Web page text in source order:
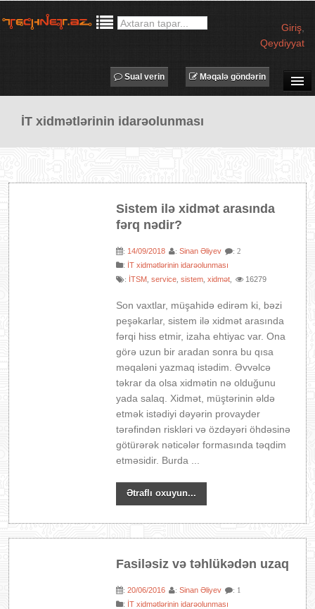
Giriş
Qeydiyyat
TECHNET TV
MƏQALƏLƏR
IT LÜĞƏT
XƏBƏRLƏR
Məqalə göndərin
Sual verin
İT xidmətlərinin idarəolunması
Sistem ilə xidmət arasında
fərq nədir?
: 14/09/2018 :Sinan Əliyev : 2
: İT xidmətlərinin idarəolunması
: İTSM ,service ,sistem ,xidmət 16279
Son vaxtlar, müşahidə edirəm ki, bəzi
peşəkarlar, sistem ilə xidmət arasında
fərqi hiss etmir, izaha ehtiyac var. Ona
görə uzun bir aradan sonra bu qısa
məqaləni yazmaq istədim. Əvvəlcə
təkrar da olsa xidmətin nə olduğunu
yada salaq. Xidmət, müştərinin əldə
etmək istədiyi dəyərin provayder
tərəfindən riskləri və özdəyəri öhdəsinə
götürərək nəticələr formasında təqdim
etməsidir. Burda ...
Ətraflı oxuyun...
Fasiləsiz və təhlükədən uzaq
:20/06/2016 :Sinan Əliyev : 1
: İT xidmətlərinin idarəolunması